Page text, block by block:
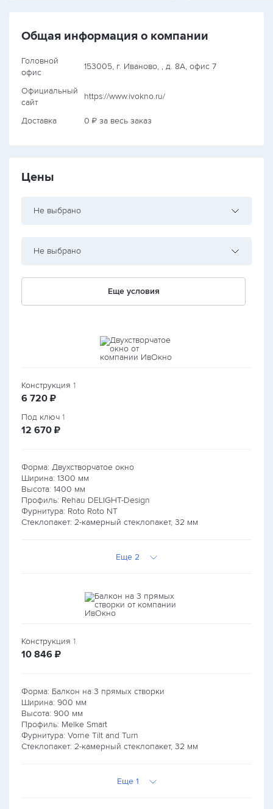
Общая информация о компании
Головной
офис
153005, г. Иваново, , д. 8А, офис 7
Официальный
сайт
https://www.ivokno.ru/
Доставка 0 ₽ за весь заказ
Цены
Не выбрано
Не выбрано
Еще условия
Конструкция 1
6 720 руб.
₽
Под ключ 1
12 670 руб.
₽
Форма: Двухстворчатое окно
Ширина: 1300 мм
Высота: 1400 мм
Профиль: Rehau DELIGHT-Design
Фурнитура: Roto Roto NT
Стеклопакет: 2-камерный стеклопакет, 32 мм
Еще 2
Конструкция 1
10 846 руб.
₽
Форма: Балкон на 3 прямых створки
Ширина: 900 мм
Высота: 900 мм
Профиль: Melke Smart
Фурнитура: Vorne Tilt and Turn
Стеклопакет: 2-камерный стеклопакет, 32 мм
Еще 1